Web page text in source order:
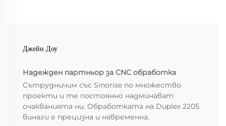
Джейн Доу
Надежден партньор за CNC обработка
Сътрудничим със Sinorise по множество
проекти и те постоянно надминават
очакванията ни. Обработката на Duplex 2205
винаги е прецизна и навременна.